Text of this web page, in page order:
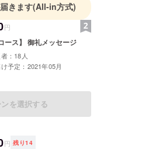
きます(All-in方式)
円
ース】 御礼メッセージ
：18人
予定：2021年05月
を選択する
円 残り14